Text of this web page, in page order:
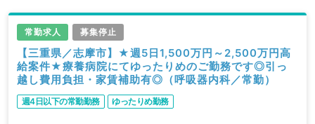
常勤求人 募集停止
【三重県／志摩市】★週5日1,500万円～2,500万円高
給案件★療養病院にてゆったりめのご勤務です◎引っ
越し費用負担・家賃補助有◎（呼吸器内科／常勤）
週4日以下の常勤勤務 ゆったりめ勤務